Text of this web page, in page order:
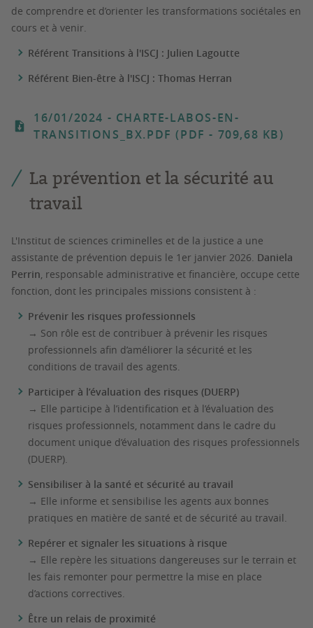
de comprendre et d’orienter les transformations sociétales en
cours et à venir.
Référent Transitions à l'ISCJ : Julien Lagoutte
Référent Bien-être à l'ISCJ : Thomas Herran
16/01/2024 - CHARTE-LABOS-EN-
TRANSITIONS_BX.PDF (PDF - 709,68 KB)
La prévention et la sécurité au
travail
L'Institut de sciences criminelles et de la justice a une
assistante de prévention depuis le 1er janvier 2026. Daniela
Perrin, responsable administrative et financière, occupe cette
fonction, dont les principales missions consistent à :
Prévenir les risques professionnels
→ Son rôle est de contribuer à prévenir les risques
professionnels afin d’améliorer la sécurité et les
conditions de travail des agents.
Participer à l’évaluation des risques (DUERP)
→ Elle participe à l’identification et à l’évaluation des
risques professionnels, notamment dans le cadre du
document unique d’évaluation des risques professionnels
(DUERP).
Sensibiliser à la santé et sécurité au travail
→ Elle informe et sensibilise les agents aux bonnes
pratiques en matière de santé et de sécurité au travail.
Repérer et signaler les situations à risque
→ Elle repère les situations dangereuses sur le terrain et
les fais remonter pour permettre la mise en place
d’actions correctives.
Être un relais de proximité